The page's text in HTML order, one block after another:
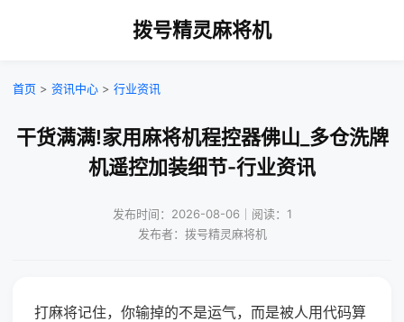
拨号精灵麻将机
首页 > 资讯中心 > 行业资讯
干货满满!家用麻将机程控器佛山_多仓洗牌
机遥控加装细节-行业资讯
发布时间：2026-08-06｜阅读：1
发布者：拨号精灵麻将机
打麻将记住，你输掉的不是运气，而是被人用代码算